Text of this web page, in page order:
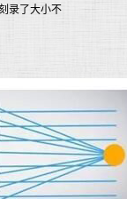
录了大小不